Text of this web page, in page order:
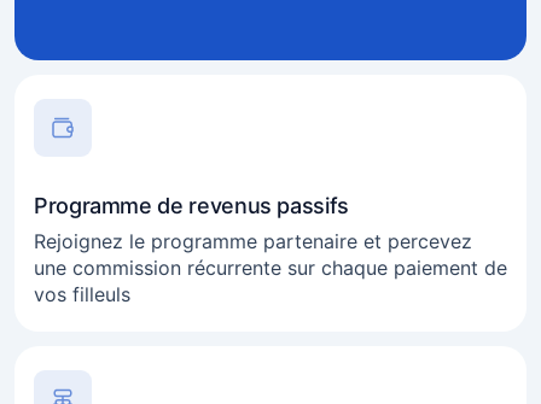
Programme de revenus passifs
Rejoignez le programme partenaire et percevez
une commission récurrente sur chaque paiement de
vos filleuls